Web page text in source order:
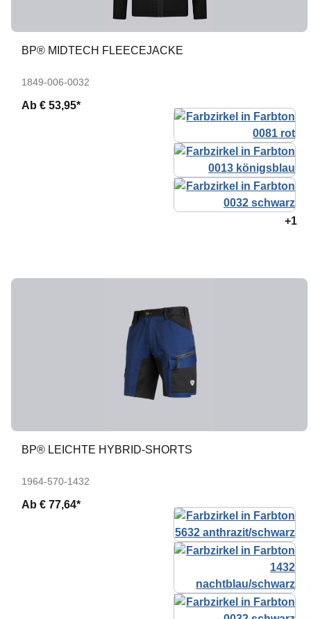
BP® MIDTECH FLEECEJACKE
1849-006-0032
Ab € 53,95*
+1
BP® LEICHTE HYBRID-SHORTS
1964-570-1432
Ab € 77,64*